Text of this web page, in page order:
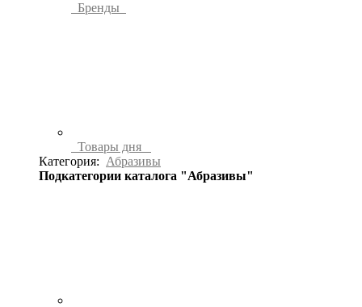
Бренды
Товары дня
Категория: Абразивы
Подкатегории каталога "Абразивы"